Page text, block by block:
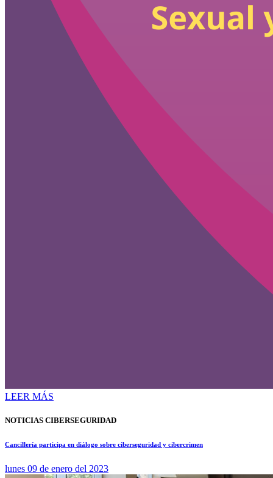
LEER MÁS
NOTICIAS CIBERSEGURIDAD
Cancillería participa en diálogo sobre ciberseguridad y cibercrimen
lunes 09 de enero del 2023